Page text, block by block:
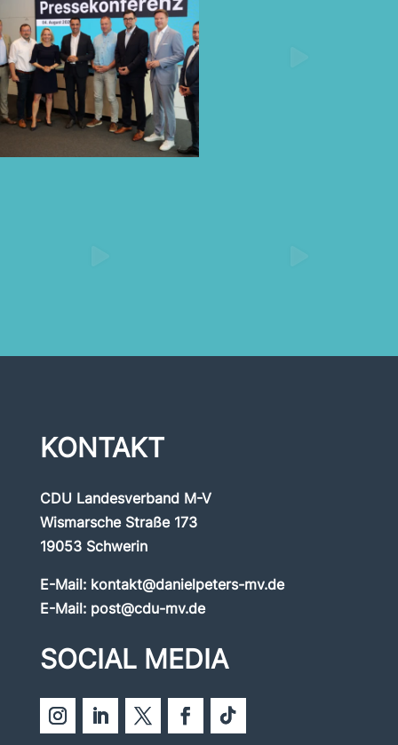
KONTAKT
CDU Landesverband M-V
Wismarsche Straße 173
19053 Schwerin
E-Mail: kontakt@danielpeters-mv.de
E-Mail: post@cdu-mv.de
SOCIAL MEDIA